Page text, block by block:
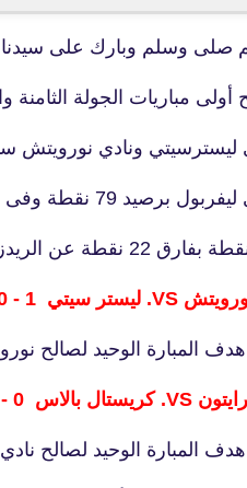
صلى وسلم وبارك على
أولى مباريات الجولة
ليسترسيتي ونادي نورويتش
79 نقطة وفى المركز الثانى مانشسترسيتي برصيد
المبارة الوحيد لصالح
المبارة الوحيد لصالح